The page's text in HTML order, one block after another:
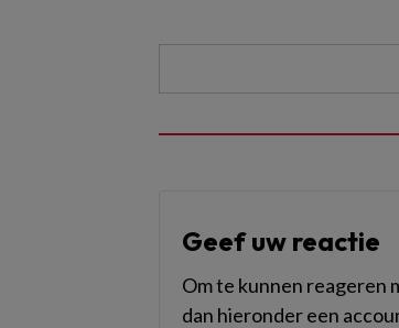
Geef uw reactie
Om te kunnen reageren
dan hieronder een